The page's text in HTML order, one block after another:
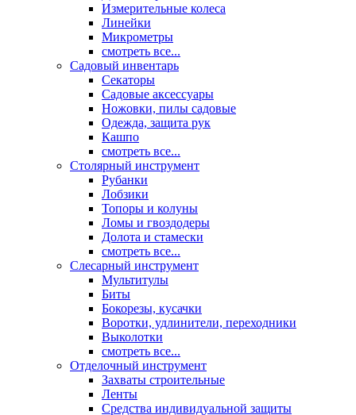
Измерительные колеса
Линейки
Микрометры
смотреть все...
Садовый инвентарь
Секаторы
Садовые аксессуары
Ножовки, пилы садовые
Одежда, защита рук
Кашпо
смотреть все...
Столярный инструмент
Рубанки
Лобзики
Топоры и колуны
Ломы и гвоздодеры
Долота и стамески
смотреть все...
Слесарный инструмент
Мультитулы
Биты
Бокорезы, кусачки
Воротки, удлинители, переходники
Выколотки
смотреть все...
Отделочный инструмент
Захваты строительные
Ленты
Средства индивидуальной защиты